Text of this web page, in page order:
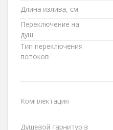
Длина излива, см
Переключение на
душ
Тип переключения
потоков
Комплектация
Душевой гарнитур в